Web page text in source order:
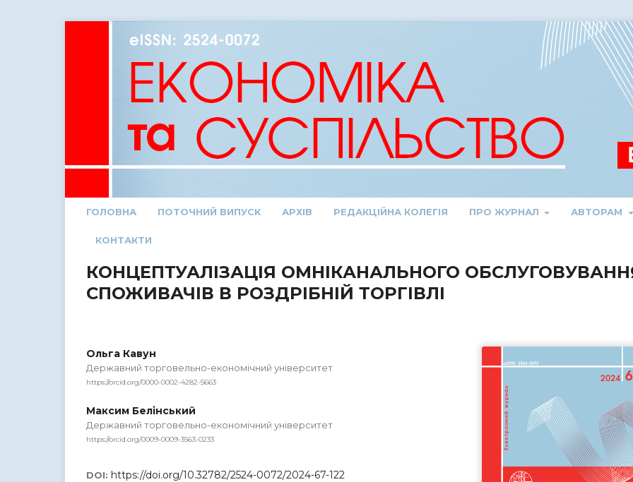
ГОЛОВНА ПОТОЧНИЙ ВИПУСК АРХІВ РЕДАКЦІЙНА КОЛЕГІЯ ПРО ЖУРНАЛ АВТОРАМ
КОНТАКТИ
КОНЦЕПТУАЛІЗАЦІЯ ОМНІКАНАЛЬНОГО
СПОЖИВАЧІВ В РОЗДРІБНІЙ ТОРГІВЛІ
Ольга Кавун
Державний торговельно-економічний університет
https://orcid.org/0000-0002-4282-5663
Максим Белінський
Державний торговельно-економічний університет
https://orcid.org/0009-0009-3563-0233
DOI: https://doi.org/10.32782/2524-0072/2024-67-122